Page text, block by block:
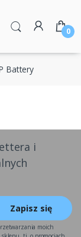
0
Battery
i
Zapisz się
moich